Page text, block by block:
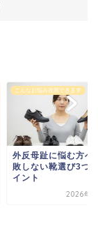
こんなお悩み改善できます
外反母趾に悩む方へ
敗しない靴選び3つ
イント
2026年4